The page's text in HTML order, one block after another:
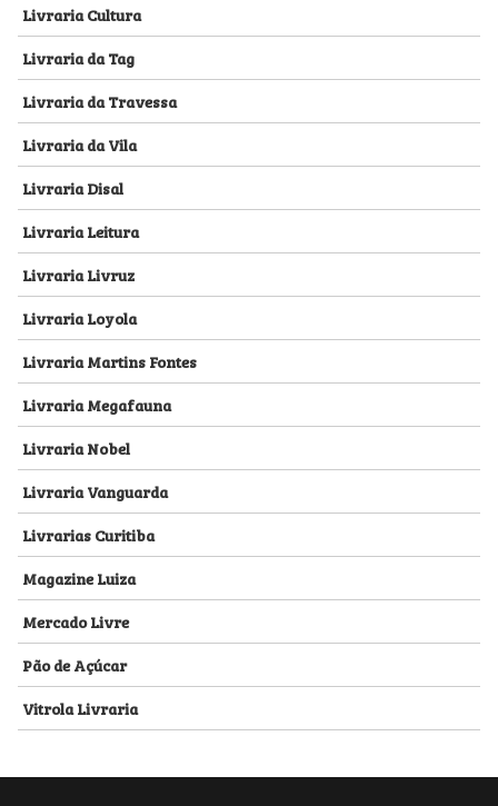
Livraria Cultura
Livraria da Tag
Livraria da Travessa
Livraria da Vila
Livraria Disal
Livraria Leitura
Livraria Livruz
Livraria Loyola
Livraria Martins Fontes
Livraria Megafauna
Livraria Nobel
Livraria Vanguarda
Livrarias Curitiba
Magazine Luiza
Mercado Livre
Pão de Açúcar
Vitrola Livraria